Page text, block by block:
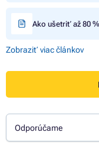
Ako ušetriť až 80
Zobraziť viac článkov
Odporúčame